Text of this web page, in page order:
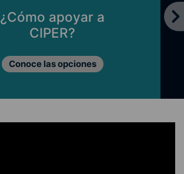
¿Cómo apoyar a
CIPER?
Conoce las opciones